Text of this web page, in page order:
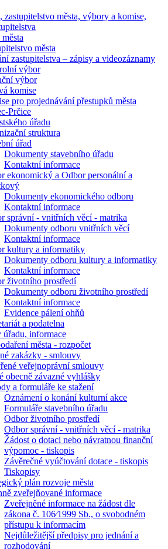
zastupitelstvo města, výbory a komise,
města
zastupitelstva – zápisy a videozáznamy
výbor
výbor
komise
pro projednávání přestupků města
Prčice
úřadu
struktura
úřad
Dokumenty stavebního úřadu
Kontaktní informace
ekonomický a Odbor personální a
Dokumenty ekonomického odboru
Kontaktní informace
správní - vnitřních věcí - matrika
Dokumenty odboru vnitřních věcí
Kontaktní informace
kultury a informatiky
Dokumenty odboru kultury a informatiky
Kontaktní informace
životního prostředí
Dokumenty odboru životního prostředí
Kontaktní informace
Evidence pálení ohňů
a podatelna
informace
města - rozpočet
zakázky - smlouvy
veřejnoprávní smlouvy
obecně závazné vyhlášky
a formuláře ke stažení
Oznámení o konání kulturní akce
Formuláře stavebního úřadu
Odbor životního prostředí
Odbor správní - vnitřních věcí - matrika
Žádost o dotaci nebo návratnou finanční
výpomoc - tiskopis
Závěrečné vyúčtování dotace - tiskopis
Tiskopisy
plán rozvoje města
zveřejňované informace
Zveřejněné informace na žádost dle
zákona č. 106⁄1999 Sb., o svobodném
přístupu k informacím
Nejdůležitější předpisy pro jednání a
rozhodování